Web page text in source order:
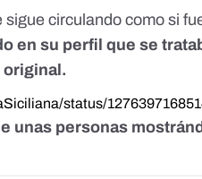
sigue circulando como si
en su perfil que se
original.
status/
unas personas